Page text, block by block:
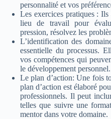
personnalité et vos
Les exercices pratiques :
lieu de travail pour
pression, résolvez les
L’identification des
essentielle du processus.
vos compétences qui
le développement personnel.
Le plan d’action: Une fois
plan d’action est élaboré
professionnels. Il peut
telles que suivre une
mentor dans votre domaine.